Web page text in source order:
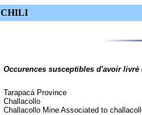
CHILI
Occurences susceptibles d'avoir
Tarapacá Province
Challacollo
Challacollo Mine Associated to